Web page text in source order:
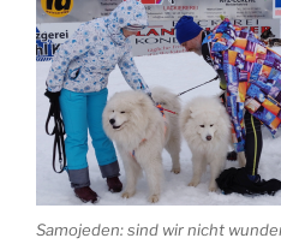
Samojeden: sind wir nicht